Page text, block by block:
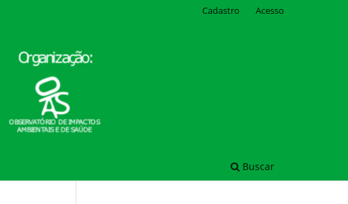
Buscar
Cadastro Acesso